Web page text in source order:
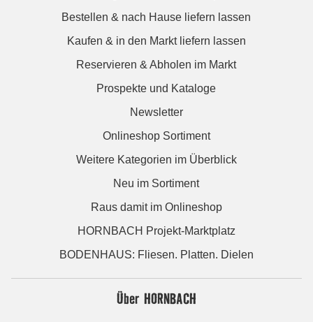
Bestellen & nach Hause liefern lassen
Kaufen & in den Markt liefern lassen
Reservieren & Abholen im Markt
Prospekte und Kataloge
Newsletter
Onlineshop Sortiment
Weitere Kategorien im Überblick
Neu im Sortiment
Raus damit im Onlineshop
HORNBACH Projekt-Marktplatz
BODENHAUS: Fliesen. Platten. Dielen
Über HORNBACH